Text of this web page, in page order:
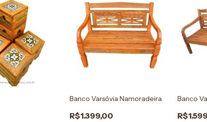
Banco Varsóvia Namoradeira
R$1.399,00
Banco